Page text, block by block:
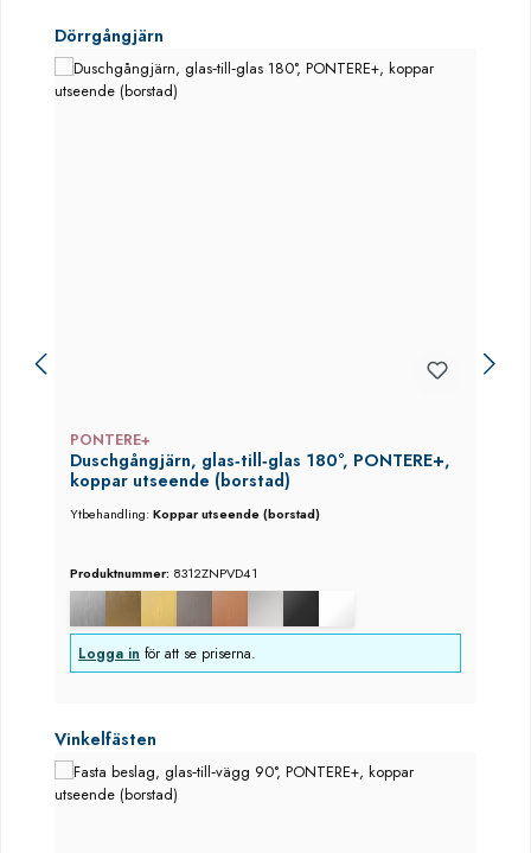
Hoppa över produktgalleri
Dörrgångjärn
PONTERE+
Duschgångjärn, glas‑till‑glas 180°, PONTERE+,
koppar utseende (borstad)
Ytbehandling:Koppar utseende (borstad)
Produktnummer: 8312ZNPVD41
Logga in för att se priserna.
Hoppa över produktgalleri
Vinkelfästen